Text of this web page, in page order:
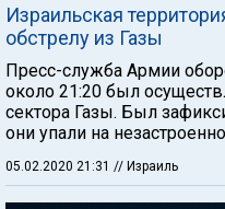
Израильская
обстрелу из Газы
Пресс-служба Армии
около 21:20 был
сектора Газы. Был
они упали на
05.02.2020 21:31 // Израиль